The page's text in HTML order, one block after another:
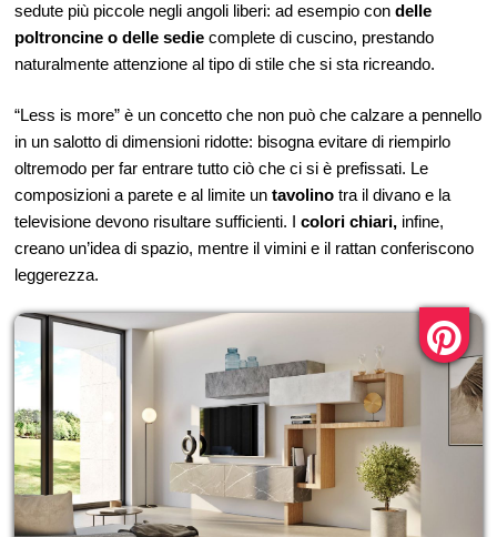
sedute più piccole negli angoli liberi: ad esempio con delle
poltroncine o delle sedie complete di cuscino, prestando
naturalmente attenzione al tipo di stile che si sta ricreando.
“Less is more” è un concetto che non può che calzare a pennello
in un salotto di dimensioni ridotte: bisogna evitare di riempirlo
oltremodo per far entrare tutto ciò che ci si è prefissati. Le
composizioni a parete e al limite un tavolino tra il divano e la
televisione devono risultare sufficienti. I colori chiari, infine,
creano un’idea di spazio, mentre il vimini e il rattan conferiscono
leggerezza.